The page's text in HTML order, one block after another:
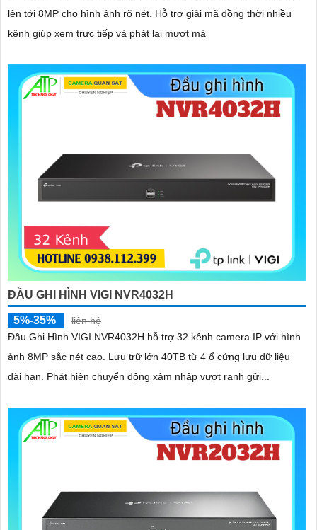
lên tới 8MP cho hình ảnh rõ nét. Hỗ trợ giải mã đồng thời nhiều
kênh giúp xem trực tiếp và phát lại mượt mà
ĐẦU GHI HÌNH VIGI NVR4032H
5%-35%
liên hệ
Đầu Ghi Hình VIGI NVR4032H hỗ trợ 32 kênh camera IP với hình
ảnh 8MP sắc nét cao. Lưu trữ lớn 40TB từ 4 ổ cứng lưu dữ liệu
dài hạn. Phát hiện chuyển động xâm nhập vượt ranh gửi...